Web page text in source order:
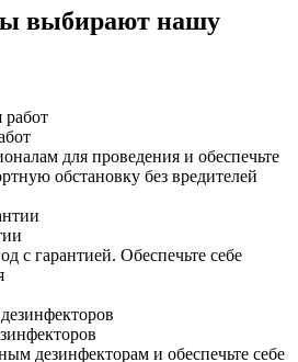
выбирают нашу
для проведения и обеспечьте
обстановку без вредителей
с гарантией. Обеспечьте себе
дезинфекторам и обеспечьте себе